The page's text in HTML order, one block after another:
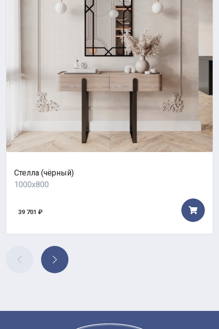
Стелла (чёрный)
1000x800
39 701 ₽